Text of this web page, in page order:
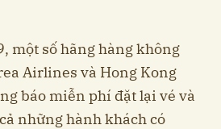
một số hãng hàng không
Airlines và Hong Kong
báo miễn phí đặt lại vé và
những hành khách có